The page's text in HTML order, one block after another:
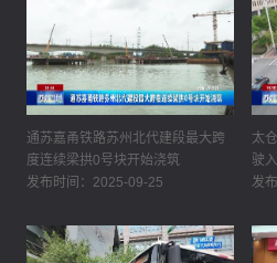
通苏嘉甬铁路苏州北代建段最大跨
度连续梁拱0号块开始浇筑
发布时间：2025-09-25
太
驶
发